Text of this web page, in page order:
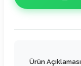
Ürün Açıklaması